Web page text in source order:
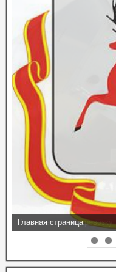
Разрешения на перевозку